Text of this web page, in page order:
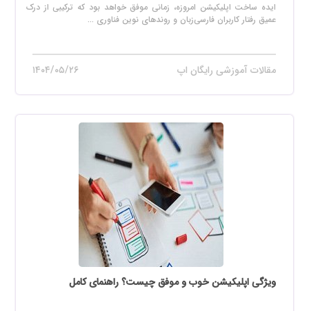
ایده ساخت اپلیکیشن امروزه، زمانی موفق خواهد بود که ترکیبی از درک
عمیق رفتار کاربران فارسی‌زبان و روندهای نوین فناوری ...
مقالات آموزشی رایگان اپ ۱۴۰۴/۰۵/۲۶
ویژگی اپلیکیشن خوب و موفق چیست؟ راهنمای کامل